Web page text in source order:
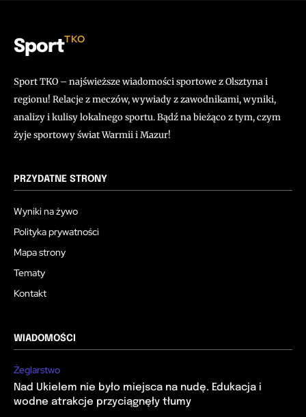
SportTKO
Sport TKO – najświeższe wiadomości sportowe z Olsztyna i
regionu! Relacje z meczów, wywiady z zawodnikami, wyniki,
analizy i kulisy lokalnego sportu. Bądź na bieżąco z tym, czym
żyje sportowy świat Warmii i Mazur!
PRZYDATNE STRONY
Wyniki na żywo
Polityka prywatności
Mapa strony
Tematy
Kontakt
WIADOMOŚCI
Żeglarstwo
Nad Ukielem nie było miejsca na nudę. Edukacja i
wodne atrakcje przyciągnęły tłumy